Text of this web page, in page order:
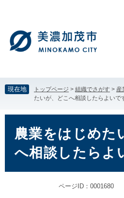
す。
し
て
本
へ
現在地 トップページ > 組織でさがす > 産
たいが、どこへ相談したらよいで
農業をはじめた
へ相談したらよ
ページID：0001680